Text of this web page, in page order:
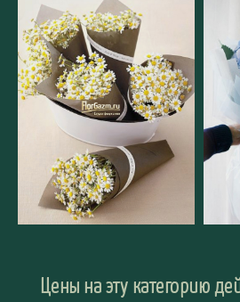
Цены на эту категорию